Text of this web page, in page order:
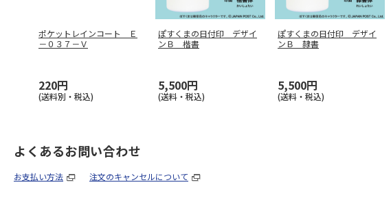
ポケットレインコート Ｅ
－０３７－Ｖ
220円
(送料別・税込)
ぽすくまの日付印 デザイ
ンＢ 楷書
5,500円
(送料・税込)
ぽすくまの日付印 デザイ
ンＢ 隷書
5,500円
(送料・税込)
よくあるお問い合わせ
お支払い方法 注文のキャンセルについて